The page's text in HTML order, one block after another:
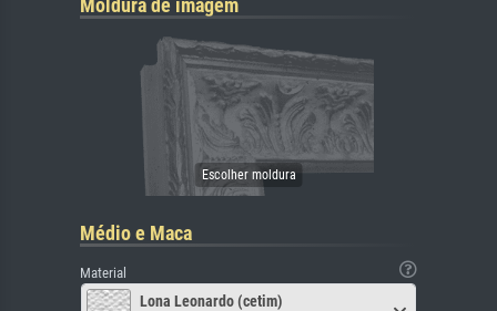
Médio e Maca
Material
Lona Leonardo (cetim)